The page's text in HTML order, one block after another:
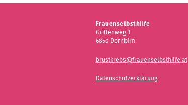
Frauenselbsthilfe
Grillenweg 1
6850 Dornbirn
brustkrebs@frauenselbsthilfe.at
Datenschutzerklärung